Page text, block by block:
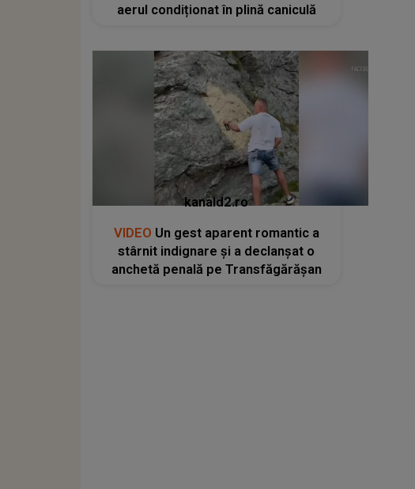
aerul condiționat în plină caniculă
kanald2.ro
VIDEO Un gest aparent romantic a
stârnit indignare și a declanșat o
anchetă penală pe Transfăgărășan